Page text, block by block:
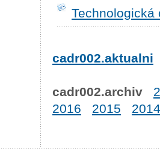
Technologická
cadr002.aktualni
cadr002.archiv
2016
2015 2014